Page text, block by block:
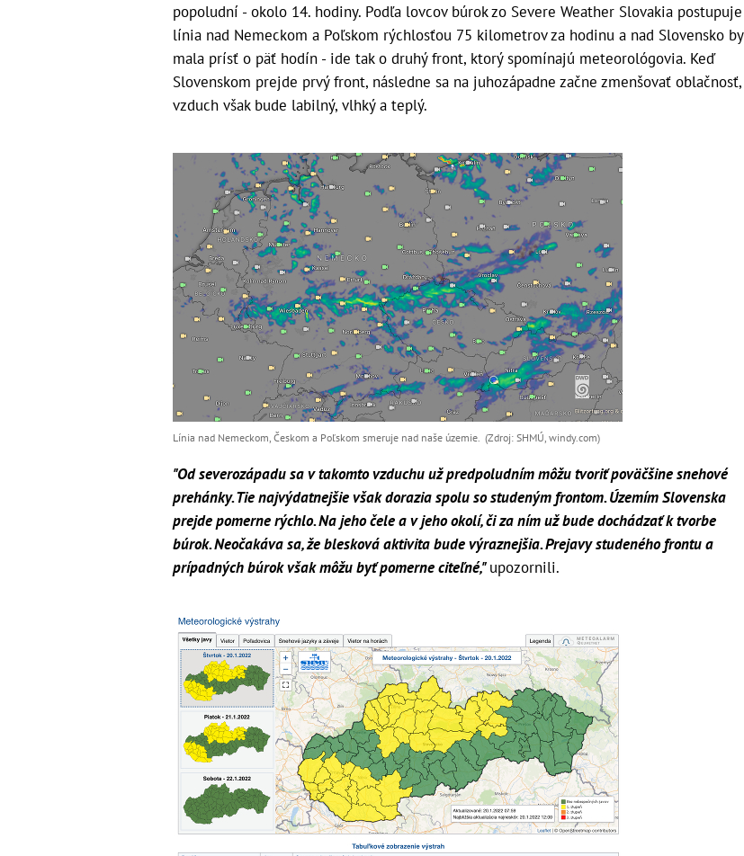
popoludní - okolo 14. hodiny. Podľa lovcov búrok zo Severe Weather Slovakia postupuje
línia nad Nemeckom a Poľskom rýchlosťou 75 kilometrov za hodinu a nad Slovensko by
mala prísť o päť hodín - ide tak o druhý front, ktorý spomínajú meteorológovia. Keď
Slovenskom prejde prvý front, následne sa na juhozápadne začne zmenšovať oblačnosť,
vzduch však bude labilný, vlhký a teplý.
Línia nad Nemeckom, Českom a Poľskom smeruje nad naše územie. (Zdroj: SHMÚ, windy.com)
"Od severozápadu sa v takomto vzduchu už predpoludním môžu tvoriť poväčšine snehové
prehánky. Tie najvýdatnejšie však dorazia spolu so studeným frontom. Územím Slovenska
prejde pomerne rýchlo. Na jeho čele a v jeho okolí, či za ním už bude dochádzať k tvorbe
búrok. Neočakáva sa, že blesková aktivita bude výraznejšia. Prejavy studeného frontu a
prípadných búrok však môžu byť pomerne citeľné,"upozornili.